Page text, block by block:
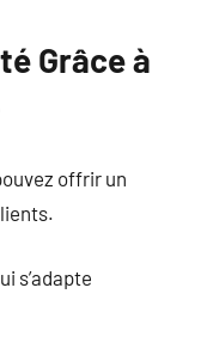
Grâce à
offrir un
s’adapte